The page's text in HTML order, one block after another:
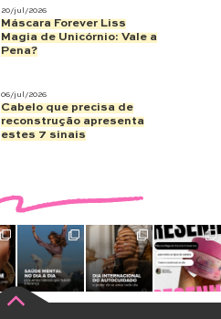
20/jul/2026
Máscara Forever Liss
Magia de Unicórnio: Vale a
Pena?
06/jul/2026
Cabelo que precisa de
reconstrução apresenta
estes 7 sinais